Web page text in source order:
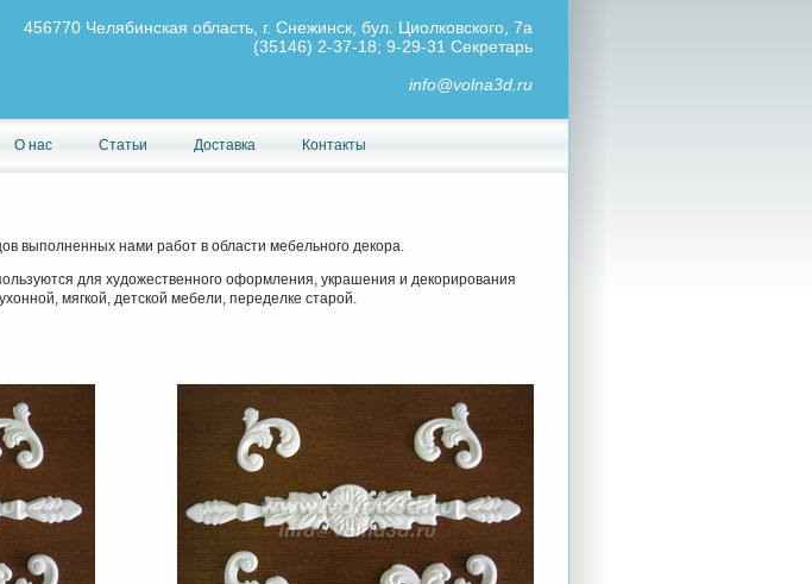
456770 Челябинская область, г. Снежинск, бул. Циолковского, 7а
(35146) 2-37-18; 9-29-31 Секретарь
info@volna3d.ru
О нас Статьи Доставка Контакты
выполненных нами работ в области мебельного декора.
для художественного оформления, украшения и декорирования
мягкой, детской мебели, переделке старой.